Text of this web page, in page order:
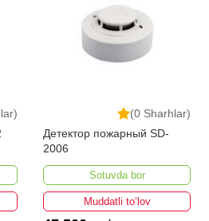
(0 Sharhlar)
Детектор пожарный SD-
2006
Sotuvda bor
Muddatli to‘lov